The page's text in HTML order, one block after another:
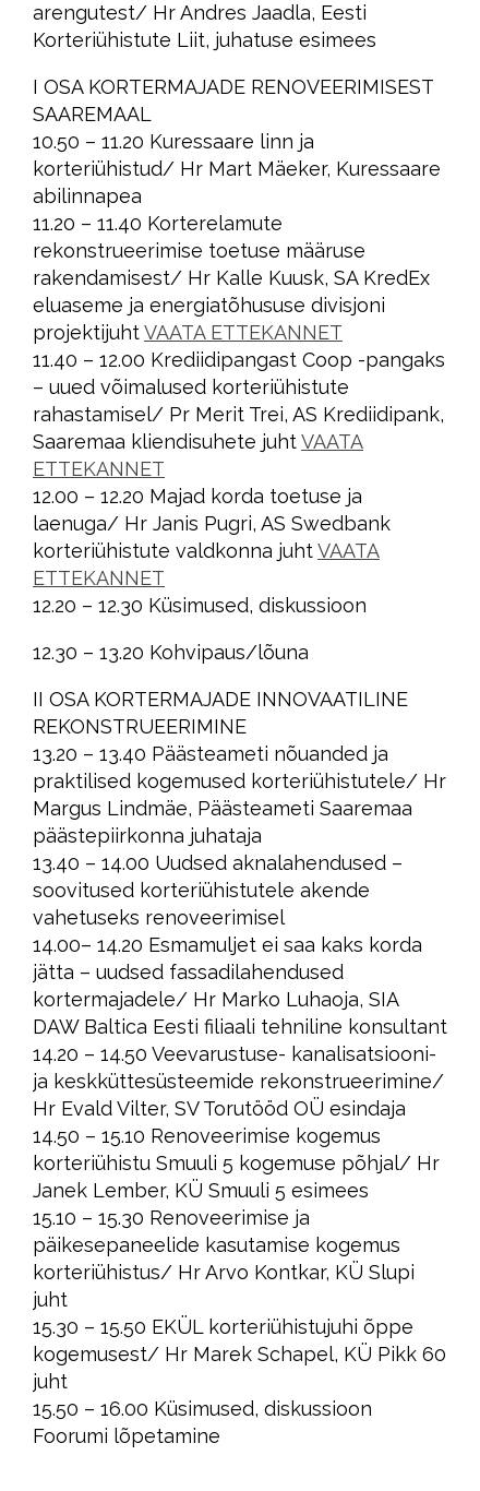
arengutest/ Hr Andres Jaadla, Eesti
Korteriühistute Liit, juhatuse esimees
I OSA KORTERMAJADE RENOVEERIMISEST
SAAREMAAL
10.50 – 11.20 Kuressaare linn ja
korteriühistud/ Hr Mart Mäeker, Kuressaare
abilinnapea
11.20 – 11.40 Korterelamute
rekonstrueerimise toetuse määruse
rakendamisest/ Hr Kalle Kuusk, SA KredEx
eluaseme ja energiatõhususe divisjoni
projektijuhtVAATA ETTEKANNET
11.40 – 12.00 Krediidipangast Coop -pangaks
– uued võimalused korteriühistute
rahastamisel/ Pr Merit Trei, AS Krediidipank,
Saaremaa kliendisuhete juhtVAATA
ETTEKANNET
12.00 – 12.20 Majad korda toetuse ja
laenuga/ Hr Janis Pugri, AS Swedbank
korteriühistute valdkonna juhtVAATA
ETTEKANNET
12.20 – 12.30 Küsimused, diskussioon
12.30 – 13.20 Kohvipaus/lõuna
II OSA KORTERMAJADE INNOVAATILINE
REKONSTRUEERIMINE
13.20 – 13.40 Päästeameti nõuanded ja
praktilised kogemused korteriühistutele/ Hr
Margus Lindmäe, Päästeameti Saaremaa
päästepiirkonna juhataja
13.40 – 14.00 Uudsed aknalahendused –
soovitused korteriühistutele akende
vahetuseks renoveerimisel
14.00– 14.20 Esmamuljet ei saa kaks korda
jätta – uudsed fassadilahendused
kortermajadele/ Hr Marko Luhaoja, SIA
DAW Baltica Eesti filiaali tehniline konsultant
14.20 – 14.50 Veevarustuse- kanalisatsiooni-
ja keskküttesüsteemide rekonstrueerimine/
Hr Evald Vilter, SV Torutööd OÜ esindaja
14.50 – 15.10 Renoveerimise kogemus
korteriühistu Smuuli 5 kogemuse põhjal/ Hr
Janek Lember, KÜ Smuuli 5 esimees
15.10 – 15.30 Renoveerimise ja
päikesepaneelide kasutamise kogemus
korteriühistus/ Hr Arvo Kontkar, KÜ Slupi
juht
15.30 – 15.50 EKÜL korteriühistujuhi õppe
kogemusest/ Hr Marek Schapel, KÜ Pikk 60
juht
15.50 – 16.00 Küsimused, diskussioon
Foorumi lõpetamine